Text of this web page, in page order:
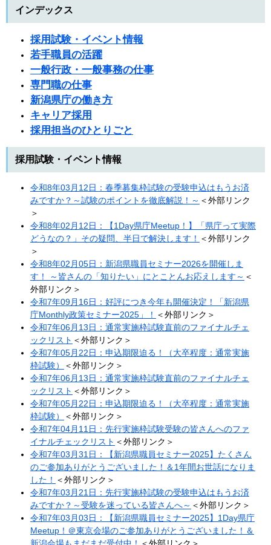
インデックス
採用試験・イベント情報
若手職員の活躍
一般行政・一般事務の仕事
専門職の仕事
新潟県庁の働き方
キャリア採用
採用担当のひとりごと
採用試験・イベント情報
令和8年03月12日：春季募集枠試験の受験申込はもうお済
みですか？～試験のポイントを徹底解説！～ ＜外部リンク
＞
令和8年02月12日：【1Day県庁Meetup！】「県庁って実際
どうなの？」その疑問、半日で解決します！​ ＜外部リンク
＞
令和8年02月05日：新潟県職員セミナー2026を開催しま
す！ ～皆さんの「知りたい」にとことんお応えします～​ ＜
外部リンク＞
令和7年09月16日：好評につき今年も開催決定！「新潟県
庁Monthly政策セミナー2025」！​ ＜外部リンク＞
令和7年06月13日：通常実施枠試験直前のファイナルチェ
ックリスト ＜外部リンク＞
令和7年05月22日：申込期限迫る！（大卒程度：通常実施
枠試験）
＜外部リンク＞
令和7年06月13日：通常実施枠試験直前のファイナルチェ
ックリスト ＜外部リンク＞
令和7年05月22日：申込期限迫る！（大卒程度：通常実施
枠試験）​
＜外部リンク＞
令和7年04月11日：先行実施枠試験受験の皆さんへのファ
イナルチェックリスト ＜外部リンク＞
令和7年03月31日：【新潟県職員セミナー2025】たくさん
のご参加ありがとうございました！＆1年間お世話になりま
した！​ ＜外部リンク＞
令和7年03月21日：先行実施枠試験の受験申込はもうお済
みですか？～受験を迷っている皆さんへ～ ＜外部リンク＞
令和7年03月03日：【新潟県職員セミナー2025】1Day県庁
Meetup！＠東京会場のご参加ありがとうございました！＆